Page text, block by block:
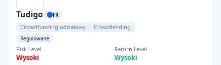
Tudigo FR
Crowdfunding udziałowy Crowdlending
Regulowane
Risk Level
Wysoki
Return Level
Wysoki